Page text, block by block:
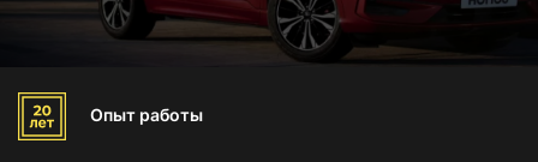
Опыт работы